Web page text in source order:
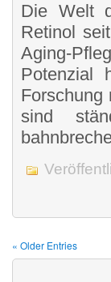
Die Welt
Retinol
Aging-
Potenzial
Forschung
sind
« Older Entries